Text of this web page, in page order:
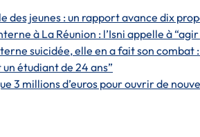
des jeunes : un rapport avance dix
à La Réunion : l’Isni appelle à
suicidée, elle en a fait son combat
un étudiant de 24 ans”
3 millions d’euros pour ouvrir de